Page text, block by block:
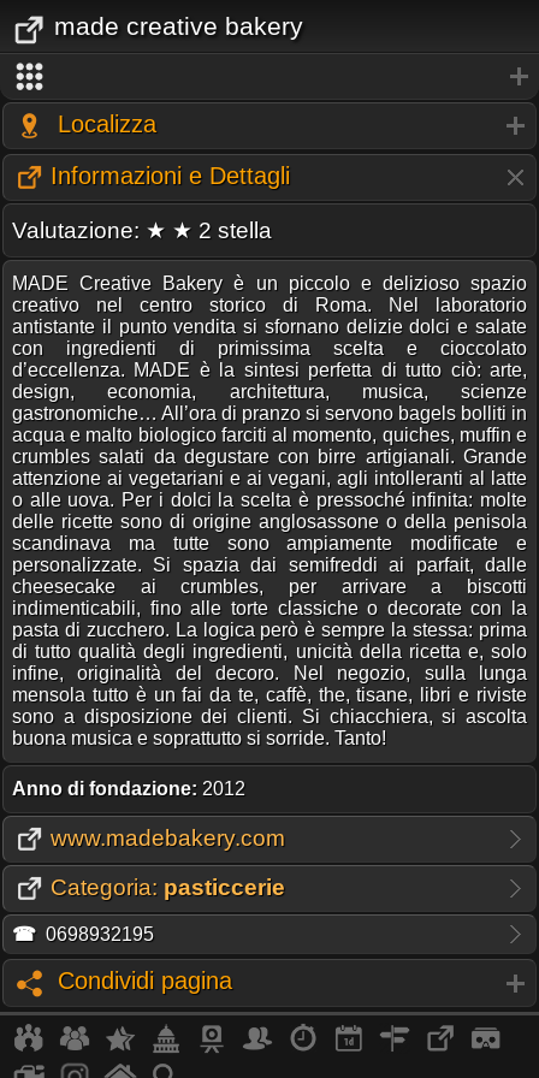
made creative bakery
Localizza
Informazioni e Dettagli
Valutazione: ★ ★ 2 stella
MADE Creative Bakery è un piccolo e delizioso spazio
creativo nel centro storico di Roma. Nel laboratorio
antistante il punto vendita si sfornano delizie dolci e salate
con ingredienti di primissima scelta e cioccolato
d’eccellenza. MADE è la sintesi perfetta di tutto ciò: arte,
design, economia, architettura, musica, scienze
gastronomiche… All’ora di pranzo si servono bagels bolliti in
acqua e malto biologico farciti al momento, quiches, muffin e
crumbles salati da degustare con birre artigianali. Grande
attenzione ai vegetariani e ai vegani, agli intolleranti al latte
o alle uova. Per i dolci la scelta è pressoché infinita: molte
delle ricette sono di origine anglosassone o della penisola
scandinava ma tutte sono ampiamente modificate e
personalizzate. Si spazia dai semifreddi ai parfait, dalle
cheesecake ai crumbles, per arrivare a biscotti
indimenticabili, fino alle torte classiche o decorate con la
pasta di zucchero. La logica però è sempre la stessa: prima
di tutto qualità degli ingredienti, unicità della ricetta e, solo
infine, originalità del decoro. Nel negozio, sulla lunga
mensola tutto è un fai da te, caffè, the, tisane, libri e riviste
sono a disposizione dei clienti. Si chiacchiera, si ascolta
buona musica e soprattutto si sorride. Tanto!
Anno di fondazione: 2012
www.madebakery.com
Categoria: pasticcerie
☎ 0698932195
Condividi pagina